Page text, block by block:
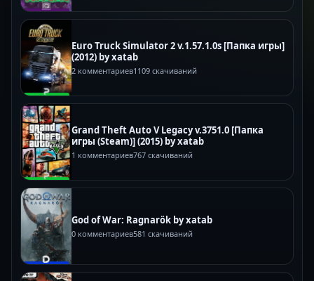
Euro Truck Simulator 2 v.1.57.1.0s [Папка игры]
(2012) by xatab
2 комментариев1109 скачиваний
Grand Theft Auto V Legacy v.3751.0 [Папка
игры (Steam)] (2015) by xatab
1 комментариев767 скачиваний
God of War: Ragnarök by xatab
0 комментариев581 скачиваний